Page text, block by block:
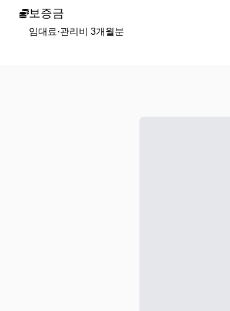
보증금
임대료·관리비 3개월분